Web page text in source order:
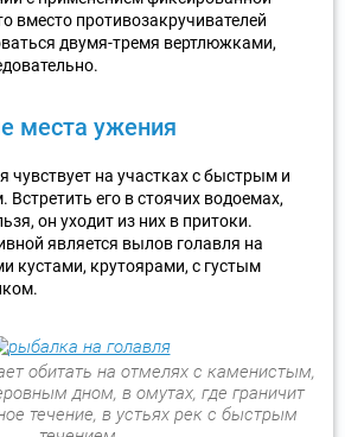
вместо противозакручивателей
двумя-тремя вертлюжками,
места ужения
чувствует на участках с быстрым и
его в стоячих водоемах,
он уходит из них в притоки.
является вылов голавля на
кустами, крутоярами, с густым
обитать на отмелях с каменистым,
дном, в омутах, где граничит
течение, в устьях рек с быстрым